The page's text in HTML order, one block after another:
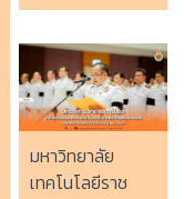
มหาวิทยาลัย
เทคโนโลยีราช